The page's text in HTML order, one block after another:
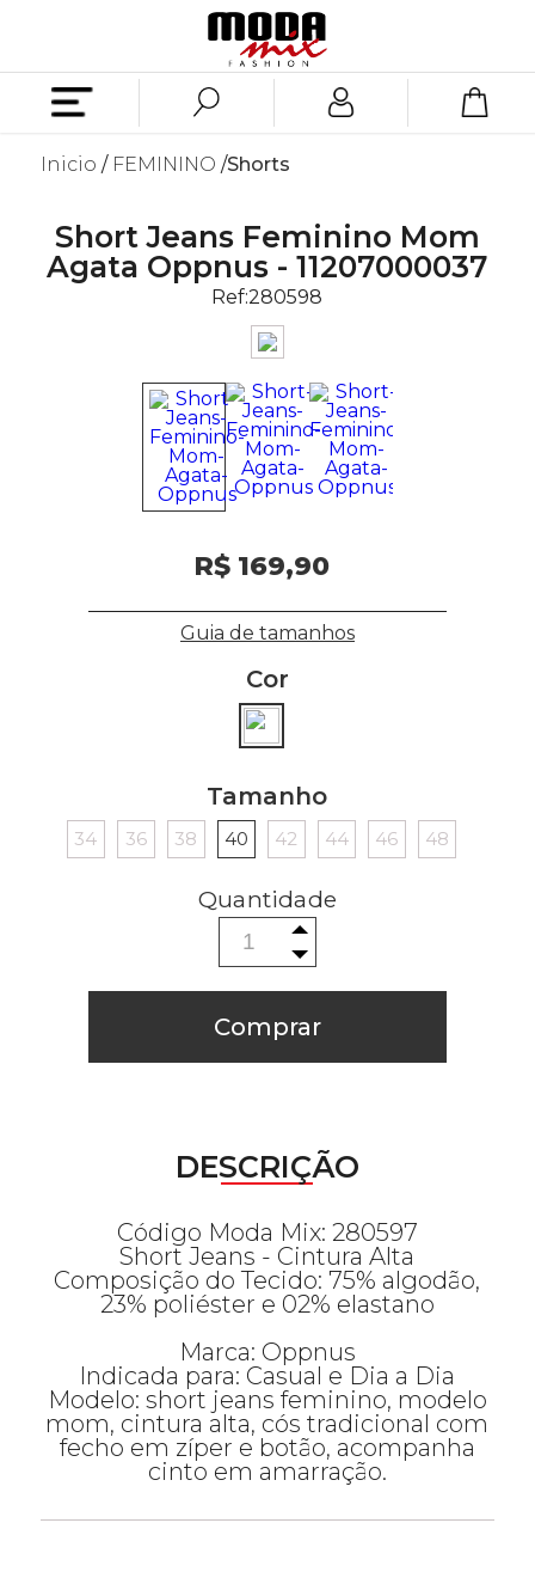
Inicio FEMININO Shorts
Short Jeans Feminino Mom
Agata Oppnus - 11207000037
Ref:280598
R$ 169,90
Guia de tamanhos
Cor
Tamanho
34 36 38 40 42 44 46 48
Comprar
DESCRIÇÃO
Código Moda Mix: 280597
Short Jeans - Cintura Alta
Composição do Tecido: 75% algodão,
23% poliéster e 02% elastano
Marca: Oppnus
Indicada para: Casual e Dia a Dia
Modelo: short jeans feminino, modelo
mom, cintura alta, cós tradicional com
fecho em zíper e botão, acompanha
cinto em amarração.